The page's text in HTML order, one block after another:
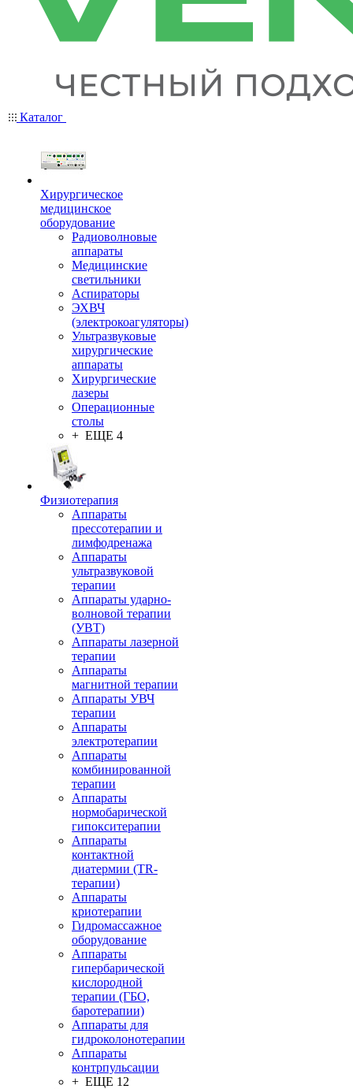
Каталог
Хирургическое
медицинское
оборудование
Радиоволновые
аппараты
Медицинские
светильники
Аспираторы
ЭХВЧ
(электрокоагуляторы)
Ультразвуковые
хирургические
аппараты
Хирургические
лазеры
Операционные
столы
+ ЕЩЕ 4
Физиотерапия
Аппараты
прессотерапии и
лимфодренажа
Аппараты
ультразвуковой
терапии
Аппараты ударно-
волновой терапии
(УВТ)
Аппараты лазерной
терапии
Аппараты
магнитной терапии
Аппараты УВЧ
терапии
Аппараты
электротерапии
Аппараты
комбинированной
терапии
Аппараты
нормобарической
гипокситерапии
Аппараты
контактной
диатермии (TR-
терапии)
Аппараты
криотерапии
Гидромассажное
оборудование
Аппараты
гипербарической
кислородной
терапии (ГБО,
баротерапии)
Аппараты для
гидроколонотерапии
Аппараты
контрпульсации
+ ЕЩЕ 12